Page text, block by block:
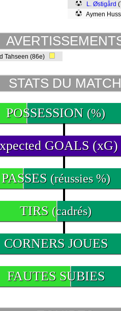
L. Østigård
Aymen
Tahseen (86e)
STATS DU MATCH
POSSESSION (%)
GOALS (xG)
PASSES (réussies %)
TIRS (cadrés)
CORNERS JOUES
FAUTES SUBIES